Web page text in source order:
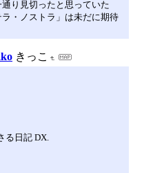
り見切ったと思っていた
・ノストラ」は未だに期待
きっこ
る日記 DX.